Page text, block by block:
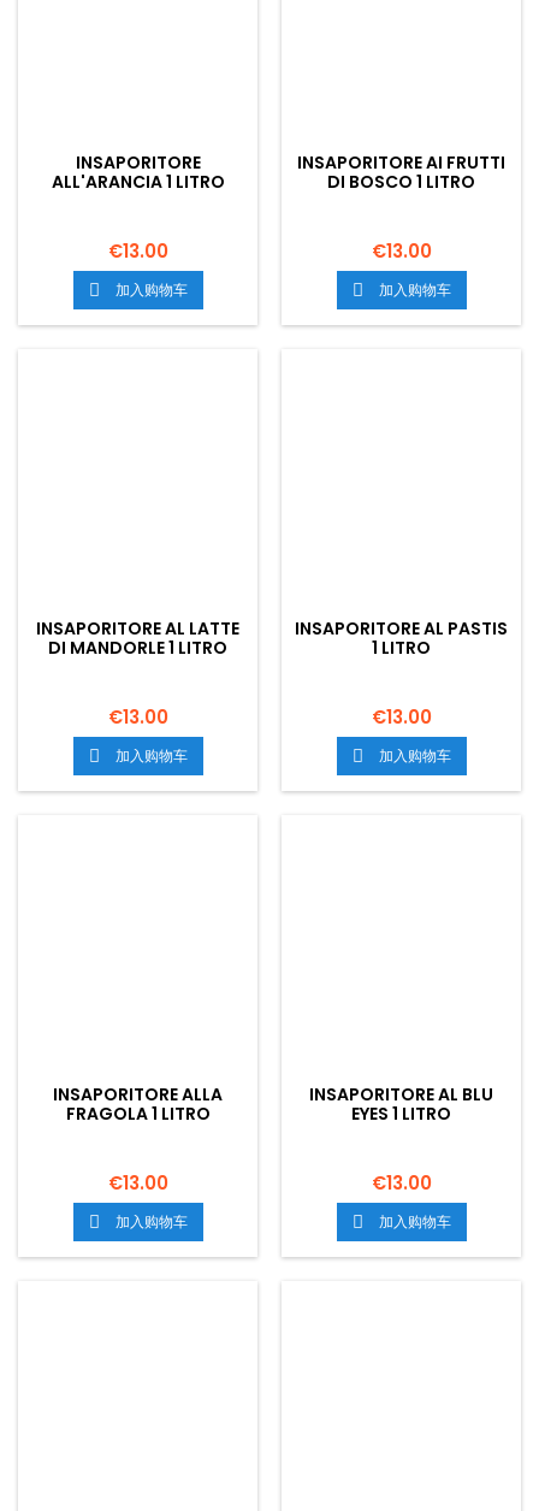
INSAPORITORE
ALL'ARANCIA 1 LITRO
€13.00
 加入购物车
INSAPORITORE AI FRUTTI
DI BOSCO 1 LITRO
€13.00
 加入购物车
INSAPORITORE AL LATTE
DI MANDORLE 1 LITRO
€13.00
 加入购物车
INSAPORITORE AL PASTIS
1 LITRO
€13.00
 加入购物车
INSAPORITORE ALLA
FRAGOLA 1 LITRO
€13.00
 加入购物车
INSAPORITORE AL BLU
EYES 1 LITRO
€13.00
 加入购物车